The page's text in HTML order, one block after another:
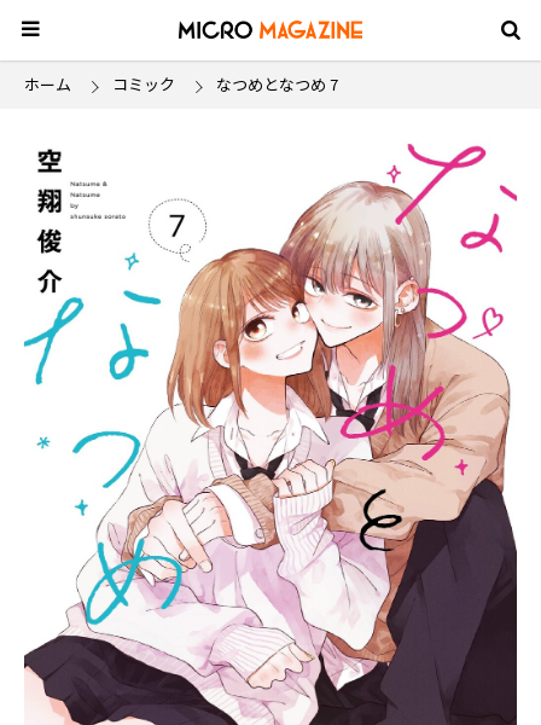
ホーム コミック なつめとなつめ 7